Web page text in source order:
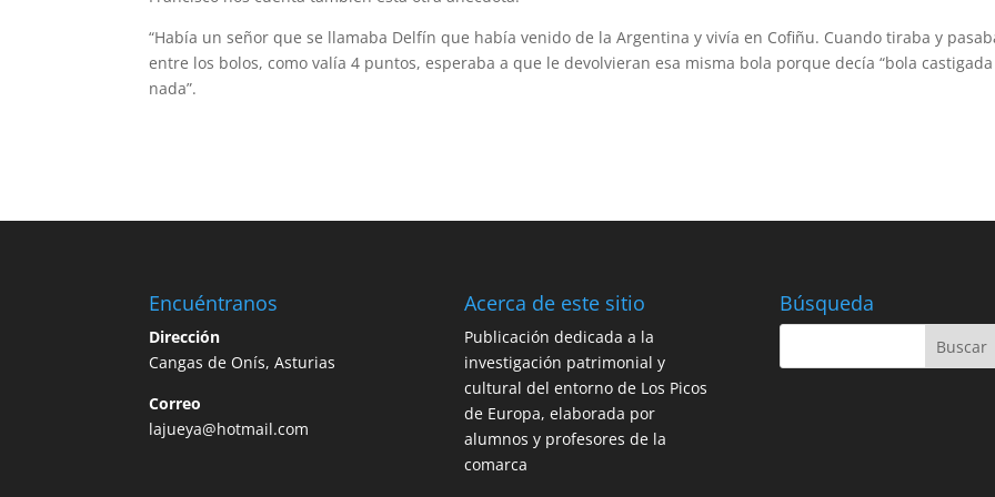
“Había un señor que se llamaba Delfín que había venido de la Argentina y vivía en Cofiñu. Cuando tiraba y
entre los bolos, como valía 4 puntos, esperaba a que le devolvieran esa misma bola porque decía “bola
nada”.
Encuéntranos
Dirección
Cangas de Onís, Asturias
Correo
lajueya@hotmail.com
Acerca de este sitio
Publicación dedicada a la
investigación patrimonial y
cultural del entorno de Los Picos
de Europa, elaborada por
alumnos y profesores de la
comarca
Búsqueda